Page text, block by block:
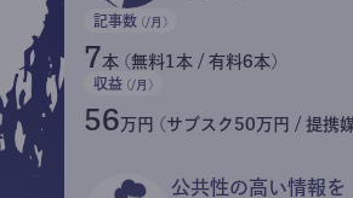
記事数 (/月)
7本 (無料1本 / 有料6本)
収益 (/月)
56万円 (サブスク50万円 / 提携
公共性の高い情報を